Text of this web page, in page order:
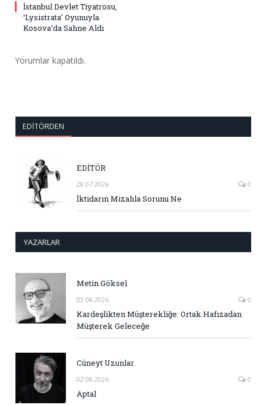
İstanbul Devlet Tiyatrosu,
‘Lysistrata’ Oyunuyla
Kosova’da Sahne Aldı
Yorumlar kapatıldı.
EDITÖRDEN
EDİTÖR
28.07.2026 0
İktidarın Mizahla Sorunu Ne
YAZARLAR
Metin Göksel
03.08.2026 0
Kardeşlikten Müşterekliğe: Ortak Hafızadan
Müşterek Geleceğe
Cüneyt Uzunlar
02.08.2026 0
Aptal